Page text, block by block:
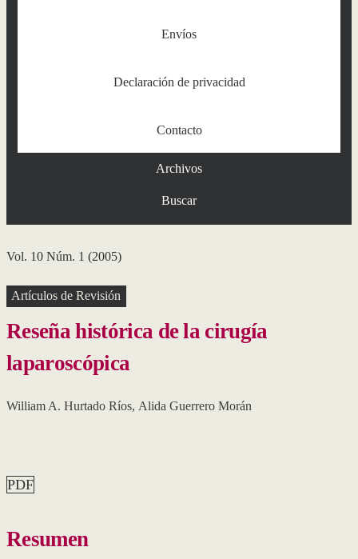
Envíos
Declaración de privacidad
Contacto
Archivos
Buscar
Vol. 10 Núm. 1 (2005)
Artículos de Revisión
Reseña histórica de la cirugía
laparoscópica
William A. Hurtado Ríos, Alida Guerrero Morán
PDF
Resumen